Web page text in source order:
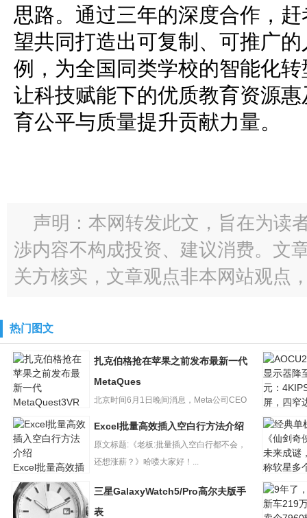
思路。通过三年的深度合作，
望共同打造出可复制、可推广
例，为全国同类学校的智能化
让科技赋能下的优质教育资源
育公平与质量提升贡献力量。
声明：本网转发此文，旨在为读
渉内容不构成投资、建议消费。文
关方核实，文章观点非本网站观点
热门图文
扎克伯格抢在苹
果之前发布最新
一代MetaQues
扎克伯格抢在苹果之前发布最新一代
MetaQues
北京时间6月1日晚间消息，Meta公司CEO
示器降至
元：4KI
Excel批量高效插
入空白行方法介
绍
Excel批量高效插入空白行方法介绍
原文标题:《老板:批量插入空白行都不会，
还想涨薪？》哈喽大家好！...
经典单机
《仙剑奇
三星GalaxyWatch5/Pro高尔夫版手
表